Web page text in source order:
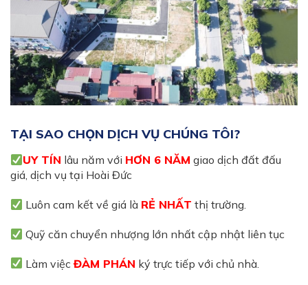
TẠI SAO CHỌN DỊCH VỤ CHÚNG TÔI?
UY TÍN lâu năm với HƠN 6 NĂM giao dịch đất đấu
giá, dịch vụ tại Hoài Đức
Luôn cam kết về giá là RẺ NHẤT thị trường.
Quỹ căn chuyển nhượng lớn nhất cập nhật liên tục
Làm việcĐÀM PHÁN ký trực tiếp với chủ nhà.